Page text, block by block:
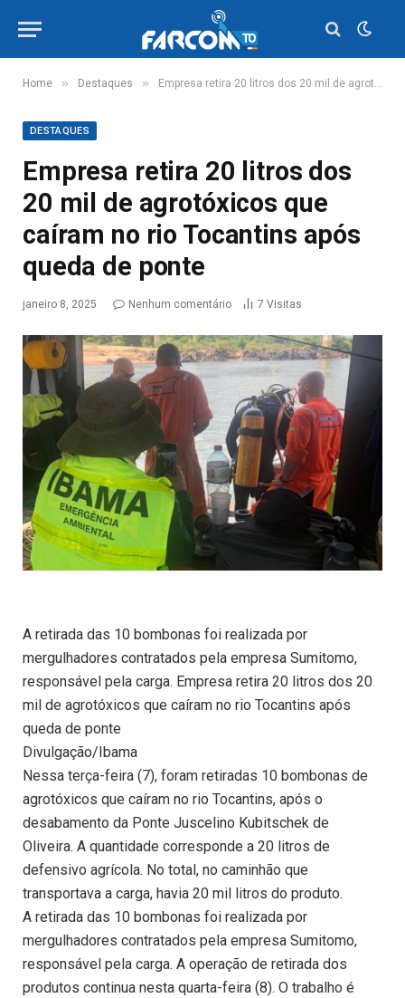
Home » Destaques » Empresa retira 20 litros dos 20 mil de agrotóxicos que caíram no rio Tocantins após queda de ponte
DESTAQUES
Empresa retira 20 litros dos
20 mil de agrotóxicos que
caíram no rio Tocantins após
queda de ponte
janeiro 8, 2025 Nenhum comentário 7 Visitas
A retirada das 10 bombonas foi realizada por
mergulhadores contratados pela empresa Sumitomo,
responsável pela carga. Empresa retira 20 litros dos 20
mil de agrotóxicos que caíram no rio Tocantins após
queda de ponte
Divulgação/Ibama
Nessa terça-feira (7), foram retiradas 10 bombonas de
agrotóxicos que caíram no rio Tocantins, após o
desabamento da Ponte Juscelino Kubitschek de
Oliveira. A quantidade corresponde a 20 litros de
defensivo agrícola. No total, no caminhão que
transportava a carga, havia 20 mil litros do produto.
A retirada das 10 bombonas foi realizada por
mergulhadores contratados pela empresa Sumitomo,
responsável pela carga. A operação de retirada dos
produtos continua nesta quarta-feira (8). O trabalho é